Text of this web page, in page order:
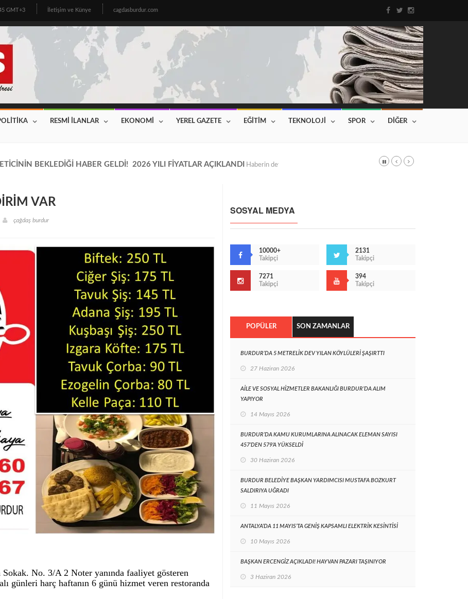
GMT+3 İletişim ve Künye cagdasburdur.com
RESMİ İLANLAR EKONOMİ YEREL GAZETE EĞİTİM TEKNOLOJİ SPOR DİĞER
BEKLEDİĞİ HABER GELDİ! 2026 YILI FİYATLAR AÇIKLANDI Haberin devamı için tıklayınız...
VAR
çağdaş burdur
No. 3/A 2 Noter yanında faaliyet gösteren
günleri harç haftanın 6 günü hizmet veren restoranda
SOSYAL MEDYA
10000+
Takipçi
2131
Takipçi
7271
Takipçi
394
Takipçi
POPÜLER SON ZAMANLAR
BURDUR’DA 5 METRELİK DEV YILAN KÖYLÜLERİ ŞAŞIRTTI
27 Haziran 2026
AİLE VE SOSYAL HİZMETLER BAKANLIĞI BURDUR’DA ALIM
YAPIYOR
14 Mayıs 2026
BURDUR’DA KAMU KURUMLARINA ALINACAK ELEMAN SAYISI
457’DEN 579’A YÜKSELDİ
30 Haziran 2026
BURDUR BELEDİYE BAŞKAN YARDIMCISI MUSTAFA BOZKURT
SALDIRIYA UĞRADI
11 Mayıs 2026
ANTALYA’DA 11 MAYIS’TA GENİŞ KAPSAMLI ELEKTRİK KESİNTİSİ
10 Mayıs 2026
BAŞKAN ERCENGİZ AÇIKLADI! HAYVAN PAZARI TAŞINIYOR
3 Haziran 2026